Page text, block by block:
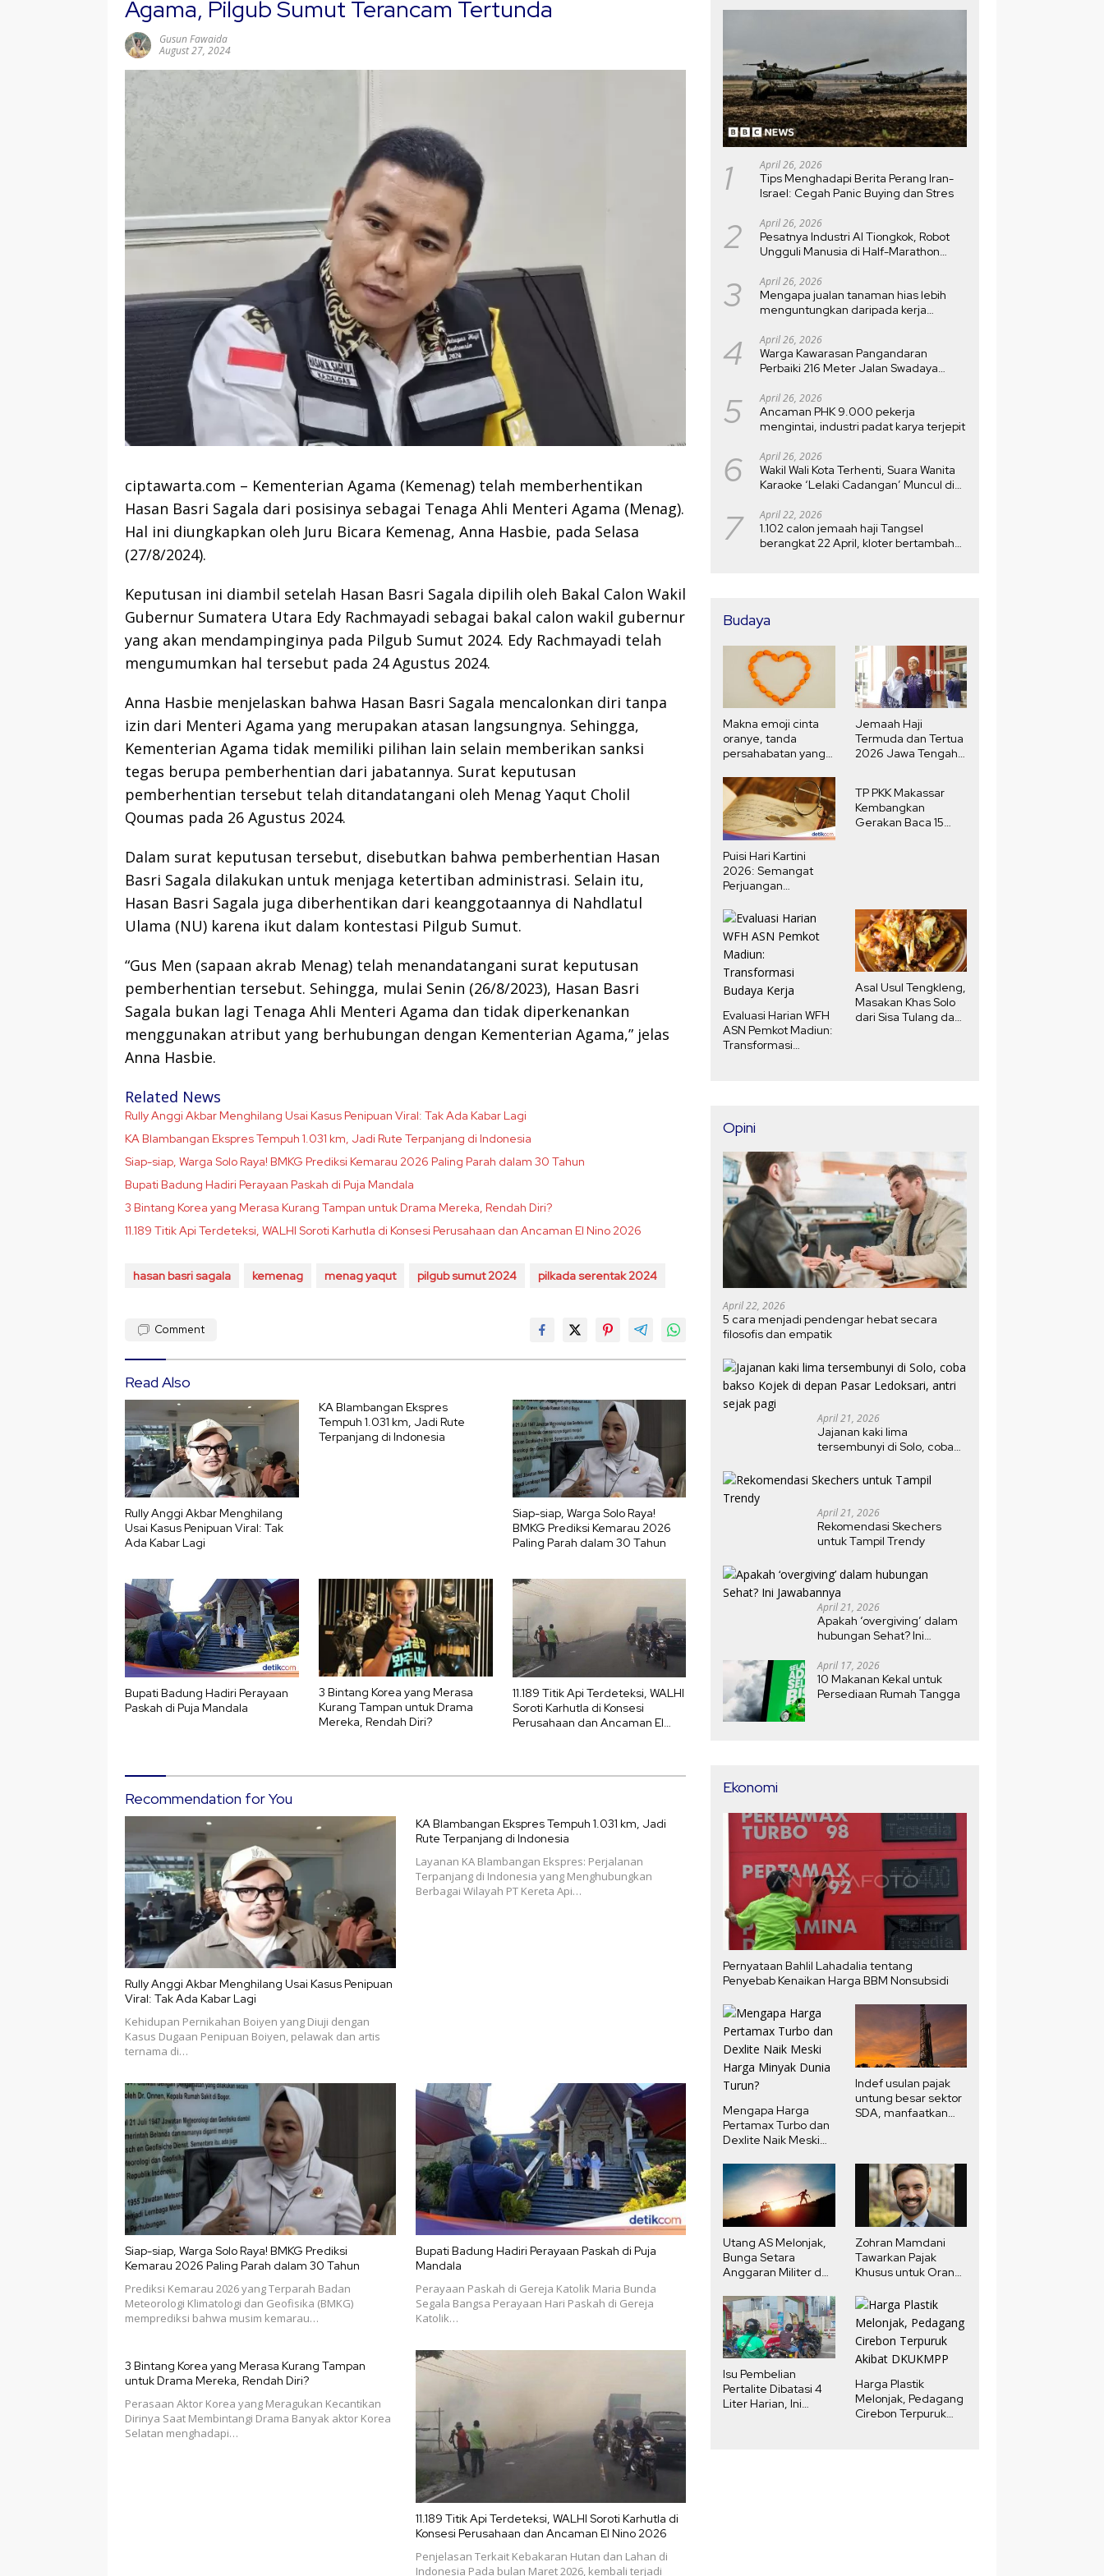
Agama, Pilgub Sumut Terancam Tertunda
Gusun Fawaida
August 27, 2024
ciptawarta.com – Kementerian Agama (Kemenag) telah memberhentikan
Hasan Basri Sagala dari posisinya sebagai Tenaga Ahli Menteri Agama (Menag).
Hal ini diungkapkan oleh Juru Bicara Kemenag, Anna Hasbie, pada Selasa
(27/8/2024).
Keputusan ini diambil setelah Hasan Basri Sagala dipilih oleh Bakal Calon Wakil
Gubernur Sumatera Utara Edy Rachmayadi sebagai bakal calon wakil gubernur
yang akan mendampinginya pada Pilgub Sumut 2024. Edy Rachmayadi telah
mengumumkan hal tersebut pada 24 Agustus 2024.
Anna Hasbie menjelaskan bahwa Hasan Basri Sagala mencalonkan diri tanpa
izin dari Menteri Agama yang merupakan atasan langsungnya. Sehingga,
Kementerian Agama tidak memiliki pilihan lain selain memberikan sanksi
tegas berupa pemberhentian dari jabatannya. Surat keputusan
pemberhentian tersebut telah ditandatangani oleh Menag Yaqut Cholil
Qoumas pada 26 Agustus 2024.
Dalam surat keputusan tersebut, disebutkan bahwa pemberhentian Hasan
Basri Sagala dilakukan untuk menjaga ketertiban administrasi. Selain itu,
Hasan Basri Sagala juga diberhentikan dari keanggotaannya di Nahdlatul
Ulama (NU) karena ikut dalam kontestasi Pilgub Sumut.
“Gus Men (sapaan akrab Menag) telah menandatangani surat keputusan
pemberhentian tersebut. Sehingga, mulai Senin (26/8/2023), Hasan Basri
Sagala bukan lagi Tenaga Ahli Menteri Agama dan tidak diperkenankan
menggunakan atribut yang berhubungan dengan Kementerian Agama,” jelas
Anna Hasbie.
Related News
Rully Anggi Akbar Menghilang Usai Kasus Penipuan Viral: Tak Ada Kabar Lagi
KA Blambangan Ekspres Tempuh 1.031 km, Jadi Rute Terpanjang di Indonesia
Siap-siap, Warga Solo Raya! BMKG Prediksi Kemarau 2026 Paling Parah dalam 30 Tahun
Bupati Badung Hadiri Perayaan Paskah di Puja Mandala
3 Bintang Korea yang Merasa Kurang Tampan untuk Drama Mereka, Rendah Diri?
11.189 Titik Api Terdeteksi, WALHI Soroti Karhutla di Konsesi Perusahaan dan Ancaman El Nino 2026
hasan basri sagala kemenag menag yaqut pilgub sumut 2024 pilkada serentak 2024
Comment
Read Also
Rully Anggi Akbar Menghilang
Usai Kasus Penipuan Viral: Tak
Ada Kabar Lagi
KA Blambangan Ekspres
Tempuh 1.031 km, Jadi Rute
Terpanjang di Indonesia
Siap-siap, Warga Solo Raya!
BMKG Prediksi Kemarau 2026
Paling Parah dalam 30 Tahun
Bupati Badung Hadiri Perayaan
Paskah di Puja Mandala
3 Bintang Korea yang Merasa
Kurang Tampan untuk Drama
Mereka, Rendah Diri?
11.189 Titik Api Terdeteksi, WALHI
Soroti Karhutla di Konsesi
Perusahaan dan Ancaman El
Recommendation for You
Rully Anggi Akbar Menghilang Usai Kasus Penipuan
Viral: Tak Ada Kabar Lagi
Kehidupan Pernikahan Boiyen yang Diuji dengan
Kasus Dugaan Penipuan Boiyen, pelawak dan artis
ternama di…
KA Blambangan Ekspres Tempuh 1.031 km, Jadi
Rute Terpanjang di Indonesia
Layanan KA Blambangan Ekspres: Perjalanan
Terpanjang di Indonesia yang Menghubungkan
Berbagai Wilayah PT Kereta Api…
Siap-siap, Warga Solo Raya! BMKG Prediksi
Kemarau 2026 Paling Parah dalam 30 Tahun
Prediksi Kemarau 2026 yang Terparah Badan
Meteorologi Klimatologi dan Geofisika (BMKG)
memprediksi bahwa musim kemarau…
Bupati Badung Hadiri Perayaan Paskah di Puja
Mandala
Perayaan Paskah di Gereja Katolik Maria Bunda
Segala Bangsa Perayaan Hari Paskah di Gereja
Katolik…
3 Bintang Korea yang Merasa Kurang Tampan
untuk Drama Mereka, Rendah Diri?
Perasaan Aktor Korea yang Meragukan Kecantikan
Dirinya Saat Membintangi Drama Banyak aktor Korea
Selatan menghadapi…
11.189 Titik Api Terdeteksi, WALHI Soroti Karhutla di
Konsesi Perusahaan dan Ancaman El Nino 2026
Penjelasan Terkait Kebakaran Hutan dan Lahan di
Indonesia Pada bulan Maret 2026, kembali terjadi
1 April 26, 2026
Tips Menghadapi Berita Perang Iran-
Israel: Cegah Panic Buying dan Stres
2 April 26, 2026
Pesatnya Industri AI Tiongkok, Robot
Ungguli Manusia di Half-Marathon
3 April 26, 2026
Mengapa jualan tanaman hias lebih
menguntungkan daripada kerja
4 April 26, 2026
Warga Kawarasan Pangandaran
Perbaiki 216 Meter Jalan Swadaya
5 April 26, 2026
Ancaman PHK 9.000 pekerja
mengintai, industri padat karya terjepit
6 April 26, 2026
Wakil Wali Kota Terhenti, Suara Wanita
Karaoke ‘Lelaki Cadangan’ Muncul di
7 April 22, 2026
1.102 calon jemaah haji Tangsel
berangkat 22 April, kloter bertambah
Budaya
Makna emoji cinta
oranye, tanda
persahabatan yang
Jemaah Haji
Termuda dan Tertua
2026 Jawa Tengah,
Puisi Hari Kartini
2026: Semangat
Perjuangan
Menginspirasi
TP PKK Makassar
Kembangkan
Gerakan Baca 15
Evaluasi Harian WFH
ASN Pemkot Madiun:
Transformasi
Asal Usul Tengkleng,
Masakan Khas Solo
dari Sisa Tulang dan
Opini
April 22, 2026
5 cara menjadi pendengar hebat secara
filosofis dan empatik
April 21, 2026
Jajanan kaki lima
tersembunyi di Solo, coba
Ledoksari, antri sejak pagi
April 21, 2026
Rekomendasi Skechers
untuk Tampil Trendy
April 21, 2026
Apakah ‘overgiving’ dalam
hubungan Sehat? Ini
April 17, 2026
10 Makanan Kekal untuk
Persediaan Rumah Tangga
Ekonomi
Pernyataan Bahlil Lahadalia tentang
Penyebab Kenaikan Harga BBM Nonsubsidi
Mengapa Harga
Pertamax Turbo dan
Dexlite Naik Meski
Turun?
Indef usulan pajak
untung besar sektor
SDA, manfaatkan
Utang AS Melonjak,
Bunga Setara
Anggaran Militer dan
Zohran Mamdani
Tawarkan Pajak
Khusus untuk Orang
Fokus pada Properti
Mewah
Isu Pembelian
Pertalite Dibatasi 4
Liter Harian, Ini
Harga Plastik
Melonjak, Pedagang
Cirebon Terpuruk